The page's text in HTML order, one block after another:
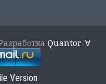
Quantor-∀
Version